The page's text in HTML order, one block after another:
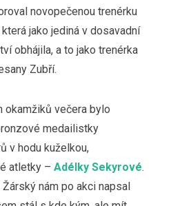
novopečenou trenérku
která jako jediná v dosavadní
obhájila, a to jako trenérka
Zubří.
okamžiků večera bylo
medailistky
v hodu kuželkou,
atletky – Adélky Sekyrové.
nám po akci napsal